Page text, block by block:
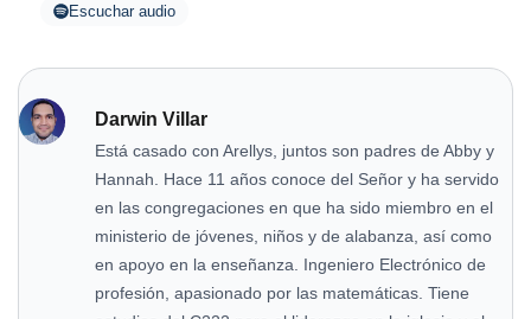
Escuchar audio
Darwin Villar
Está casado con Arellys, juntos son padres de Abby y
Hannah. Hace 11 años conoce del Señor y ha servido
en las congregaciones en que ha sido miembro en el
ministerio de jóvenes, niños y de alabanza, así como
en apoyo en la enseñanza. Ingeniero Electrónico de
profesión, apasionado por las matemáticas. Tiene